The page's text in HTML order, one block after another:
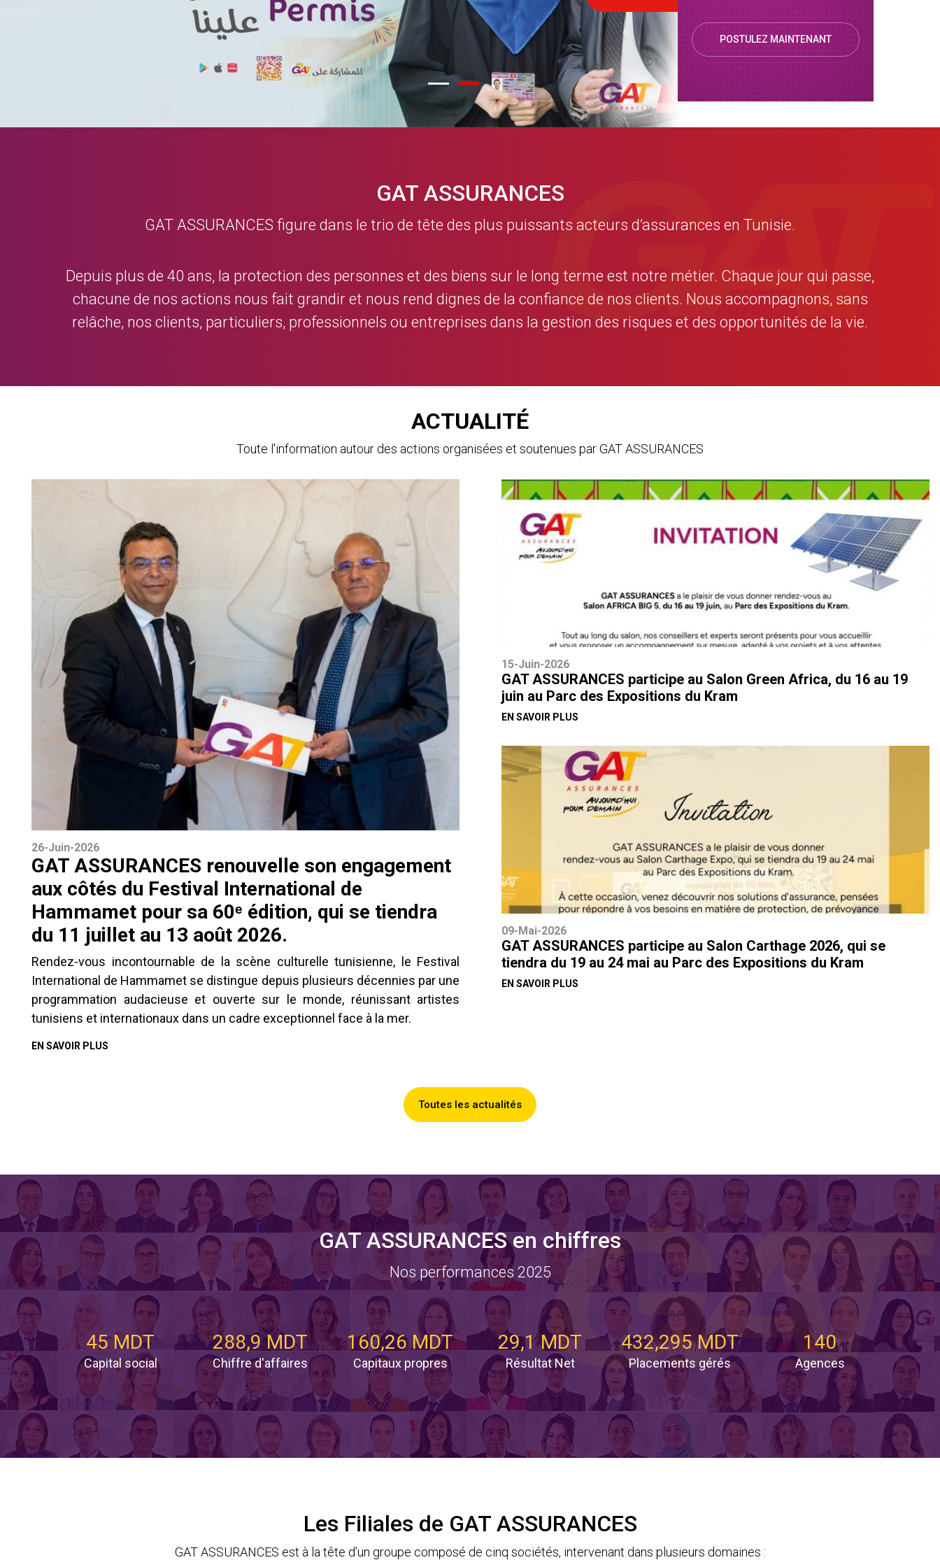
POSTULEZ MAINTENANT
GAT ASSURANCES
GAT ASSURANCES figure dans le trio de tête des plus puissants acteurs d’assurances en Tunisie.
Depuis plus de 40 ans, la protection des personnes et des biens sur le long terme est notre métier. Chaque jour qui passe,
chacune de nos actions nous fait grandir et nous rend dignes de la confiance de nos clients. Nous accompagnons, sans
relâche, nos clients, particuliers, professionnels ou entreprises dans la gestion des risques et des opportunités de la vie.
ACTUALITÉ
Toute l'information autour des actions organisées et soutenues par GAT ASSURANCES
26-Juin-2026
GAT ASSURANCES renouvelle son engagement
aux côtés du Festival International de
Hammamet pour sa 60ᵉ édition, qui se tiendra
du 11 juillet au 13 août 2026.
Rendez-vous incontournable de la scène culturelle tunisienne, le Festival
International de Hammamet se distingue depuis plusieurs décennies par une
programmation audacieuse et ouverte sur le monde, réunissant artistes
tunisiens et internationaux dans un cadre exceptionnel face à la mer.
EN SAVOIR PLUS
15-Juin-2026
GAT ASSURANCES participe au Salon Green Africa, du 16 au 19
juin au Parc des Expositions du Kram
EN SAVOIR PLUS
09-Mai-2026
GAT ASSURANCES participe au Salon Carthage 2026, qui se
tiendra du 19 au 24 mai au Parc des Expositions du Kram
EN SAVOIR PLUS
Toutes les actualités
GAT ASSURANCES en chiffres
Nos performances 2025
45 MDT
Capital social
288,9 MDT
Chiffre d'affaires
160,26 MDT
Capitaux propres
29,1 MDT
Résultat Net
432,295 MDT
Placements gérés
140
Agences
Les Filiales de GAT ASSURANCES
GAT ASSURANCES est à la tête d’un groupe composé de cinq sociétés, intervenant dans plusieurs domaines :